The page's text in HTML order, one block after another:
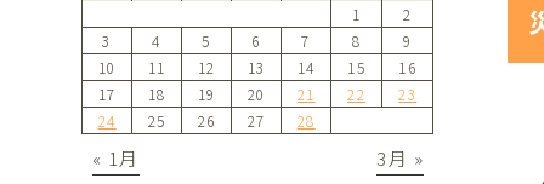
1
2
3
4 5 6 7 8
9
10
11 12 13 14 15
16
17
18 19 20 21 22
23
24
25 26 27 28
« 1月 3月 »